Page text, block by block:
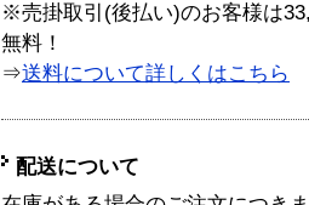
※売掛取引(後払い)のお客様は
無料！
⇒送料について詳しくはこちら
配送について